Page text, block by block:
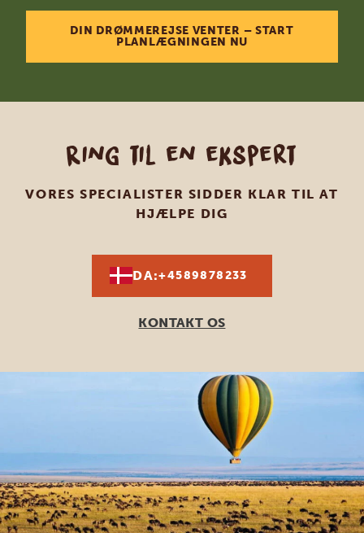
DIN DRØMMEREJSE VENTER – START
PLANLÆGNINGEN NU
Ring til en ekspert
VORES SPECIALISTER SIDDER KLAR TIL AT
HJÆLPE DIG
DA:+4589878233
KONTAKT OS